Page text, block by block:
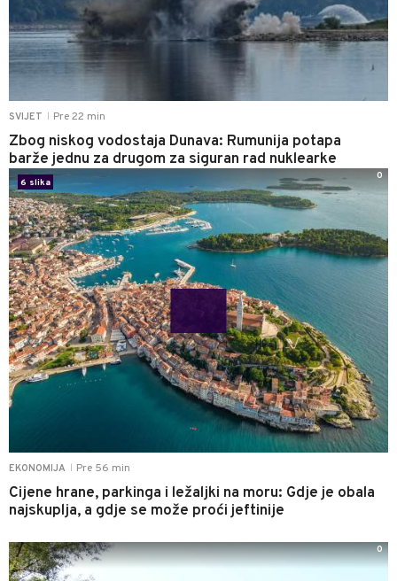
SVIJET Pre 22 min
Zbog niskog vodostaja Dunava: Rumunija potapa
barže jednu za drugom za siguran rad nuklearke
EKONOMIJA Pre 56 min
Cijene hrane, parkinga i ležaljki na moru: Gdje je obala
najskuplja, a gdje se može proći jeftinije
6 slika
0
0